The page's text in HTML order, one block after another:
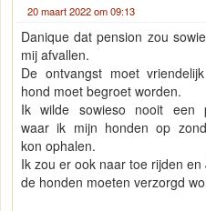
20 maart 2022 om 09:13
Danique dat pension zou
mij afvallen.
De ontvangst moet
hond moet begroet worden.
Ik wilde sowieso nooit een
waar ik mijn honden op
kon ophalen.
Ik zou er ook naar toe rijden
de honden moeten verzorgd